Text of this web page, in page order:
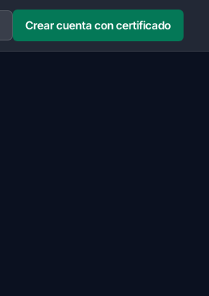
Crear cuenta con certificado